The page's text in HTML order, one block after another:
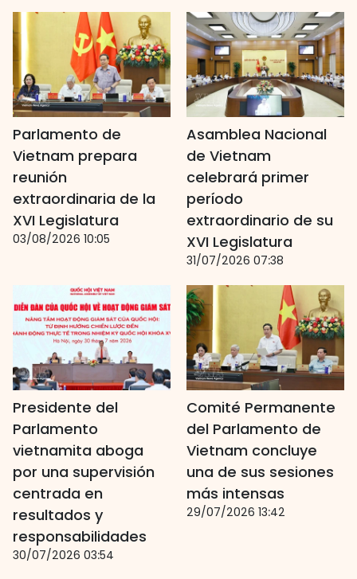
Parlamento de
Vietnam prepara
reunión
extraordinaria de la
XVI Legislatura
03/08/2026 10:05
Asamblea Nacional
de Vietnam
celebrará primer
período
extraordinario de su
XVI Legislatura
31/07/2026 07:38
Presidente del
Parlamento
vietnamita aboga
por una supervisión
centrada en
resultados y
responsabilidades
30/07/2026 03:54
Comité Permanente
del Parlamento de
Vietnam concluye
una de sus sesiones
más intensas
29/07/2026 13:42